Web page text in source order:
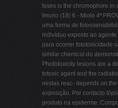
toses is the chromophore in
Imuno (18) 6 - Miolo 4ª
uma forma de
indivíduo exposto ao
para ocorrer fototoxicidade
similar chemical do
Phototoxicity lesions are a
totoxic agent and the
nestas reac- depends on
exposição. Por contacto
produto na epiderme.